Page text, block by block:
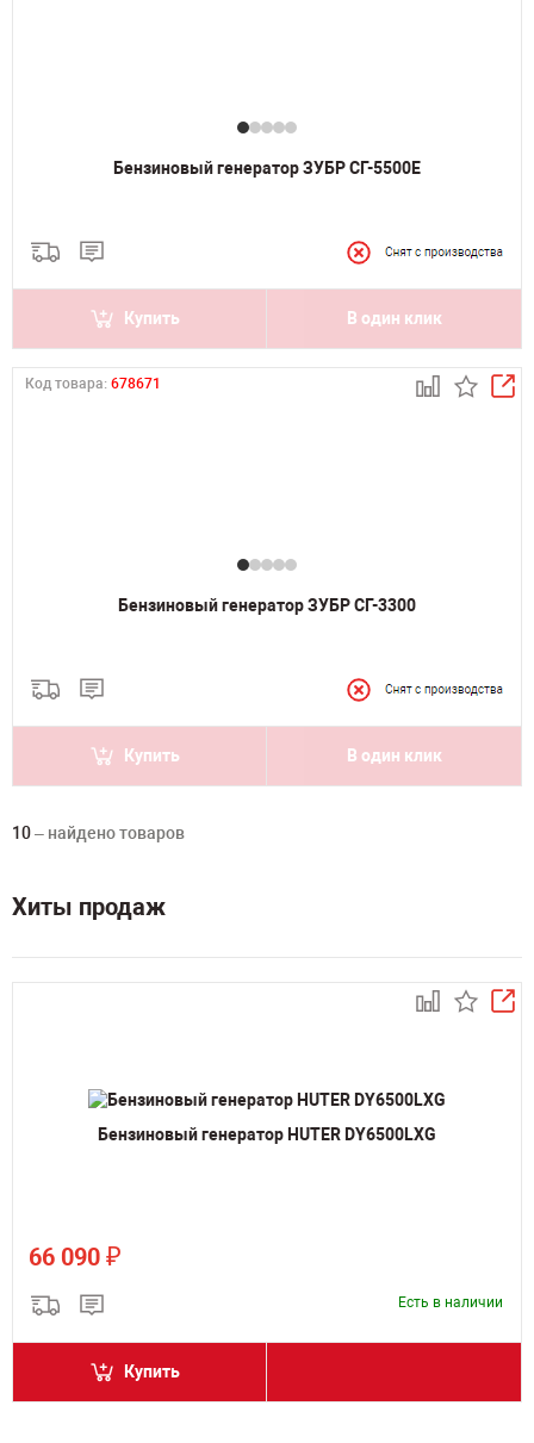
Бензиновый генератор ЗУБР СГ-5500Е
Купить В один клик
Код товара: 678671
Бензиновый генератор ЗУБР СГ-3300
Купить В один клик
10– найдено товаров
Хиты продаж
Бензиновый генератор HUTER DY6500LXG
66 090 ₽
Есть в наличии
Купить